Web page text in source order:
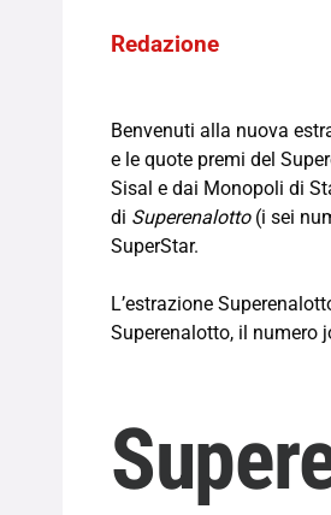
Redazione
Benvenuti alla nuova
e le quote premi del
Sisal e dai Monopoli di
di Superenalotto(i sei
SuperStar.
L’estrazione
Superenalotto, il numero